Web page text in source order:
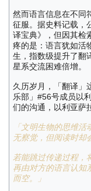
然而语言信息在不同
征服。据史料记载，
译宝典》，但因其检
疼的是：语言犹如活
生，指数级提升了翻
星系交流困难倍增。
久历岁月，「翻译」
乐部」#56号成员以
们的沟通，以利亚萨
「文明生物的思维
无察觉，但阅读时却
若能跳过传递过程，
再由对方的语言认知
而空。」